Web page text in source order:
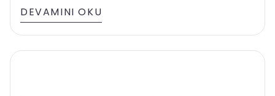
yaşanmasına yol açabilir. Bu nedenle iftar
ve sahurda dengeli beslenmek, sağlıklı
DEVAMINI OKU